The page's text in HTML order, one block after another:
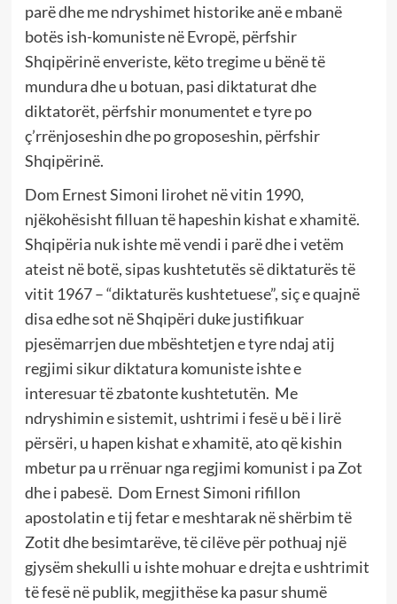
parë dhe me ndryshimet historike anë e mbanë
botës ish-komuniste në Evropë, përfshir
Shqipërinë enveriste, këto tregime u bënë të
mundura dhe u botuan, pasi diktaturat dhe
diktatorët, përfshir monumentet e tyre po
ç’rrënjoseshin dhe po groposeshin, përfshir
Shqipërinë.
Dom Ernest Simoni lirohet në vitin 1990,
njëkohësisht filluan të hapeshin kishat e xhamitë.
Shqipëria nuk ishte më vendi i parë dhe i vetëm
ateist në botë, sipas kushtetutës së diktaturës të
vitit 1967 – “diktaturës kushtetuese”, siç e quajnë
disa edhe sot në Shqipëri duke justifikuar
pjesëmarrjen due mbështetjen e tyre ndaj atij
regjimi sikur diktatura komuniste ishte e
interesuar të zbatonte kushtetutën. Me
ndryshimin e sistemit, ushtrimi i fesë u bë i lirë
përsëri, u hapen kishat e xhamitë, ato që kishin
mbetur pa u rrënuar nga regjimi komunist i pa Zot
dhe i pabesë. Dom Ernest Simoni rifillon
apostolatin e tij fetar e meshtarak në shërbim të
Zotit dhe besimtarëve, të cilëve për pothuaj një
gjysëm shekulli u ishte mohuar e drejta e ushtrimit
të fesë në publik, megjithëse ka pasur shumë